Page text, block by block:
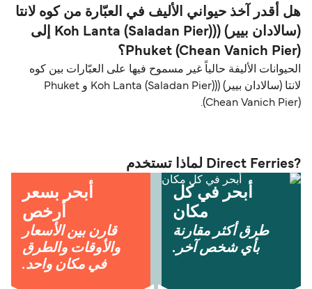
هل أقدر آخذ حيواني الأليف في العبّارة من كوه لانتا
(سالادان بيير) ((Koh Lanta (Saladan Pier) إلى
Phuket (Chean Vanich Pier)؟
الحيوانات الأليفة حالياً غير مسموح فيها على العبّارات بين كوه
لانتا (سالادان بيير) ((Koh Lanta (Saladan Pier) و Phuket
(Chean Vanich Pier).
?Direct Ferries لماذا تستخدم
أبحر في كل
مكان
طرق أكثر مقارنة
بأي شخص آخر.
أبحر بسعر
أرخص
قارن بين الأسعار
والأوقات والطرق
في مكان واحد.